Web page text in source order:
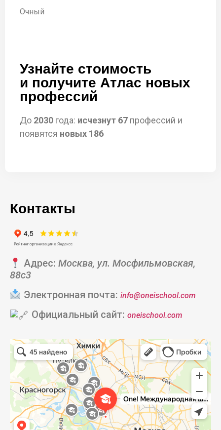
Очный
Узнайте стоимость
и получите Атлас новых
профессий
До 2030 года: исчезнут 67 профессий и
появятся новых 186
Контакты
Адрес: Москва, ул. Мосфильмовская,
88с3
Электронная почта: info@oneischool.com
Официальный сайт: oneischool.com
One! International School
Частная школа в Москве